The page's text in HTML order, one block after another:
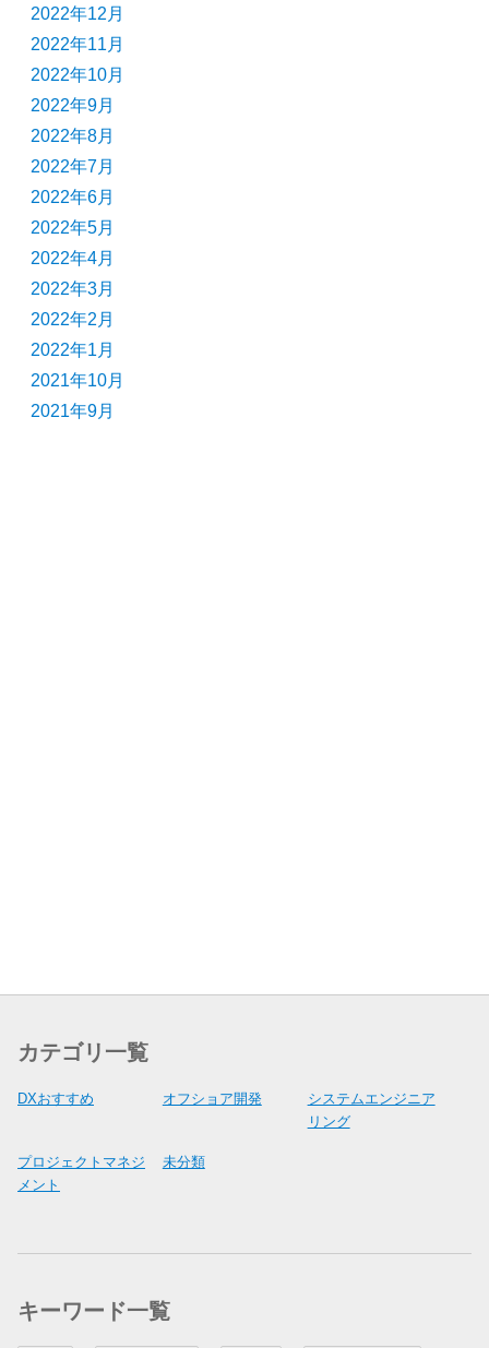
2022年12月
2022年11月
2022年10月
2022年9月
2022年8月
2022年7月
2022年6月
2022年5月
2022年4月
2022年3月
2022年2月
2022年1月
2021年10月
2021年9月
カテゴリ一覧
DXおすすめ オフショア開発
システムエンジニア
リング
プロジェクトマネジ
メント
未分類
キーワード一覧